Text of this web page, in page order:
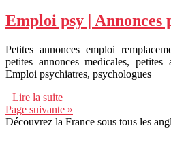
Emploi psy | Annonces
Petites annonces emploi
petites annonces medicales, petites
Emploi psychiatres, psychologues
Lire la suite
Page suivante »
Découvrez la France sous tous les